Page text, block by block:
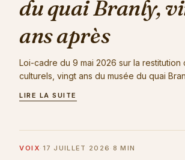
du quai Branly,
ans après
Loi-cadre du 9 mai 2026 sur la restitution
culturels, vingt ans du musée du quai
LIRE LA SUITE
VOIX· 17 JUILLET 2026 · 8 MIN